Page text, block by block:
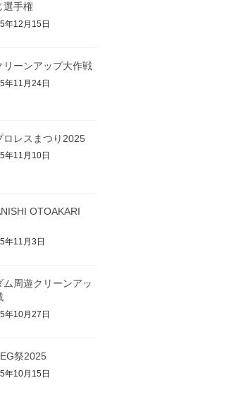
選手権
年12月15日
リーンアップ大作戦
年11月24日
ロレスまつり2025
年11月10日
OTOAKARI
年11月3日
ム周遊クリーンアッ
年10月27日
祭2025
年10月15日